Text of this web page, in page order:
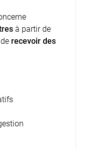
à partir de
recevoir des